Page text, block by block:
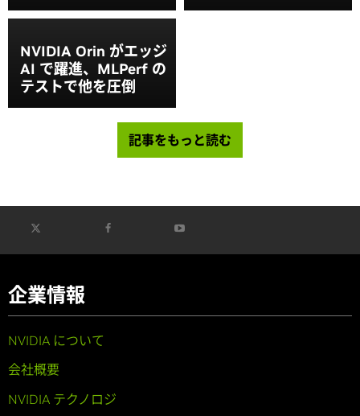
NVIDIA Orin がエッジ
AI で躍進、MLPerf の
テストで他を圧倒
記事をもっと読む
企業情報
NVIDIA について
会社概要
NVIDIA テクノロジ